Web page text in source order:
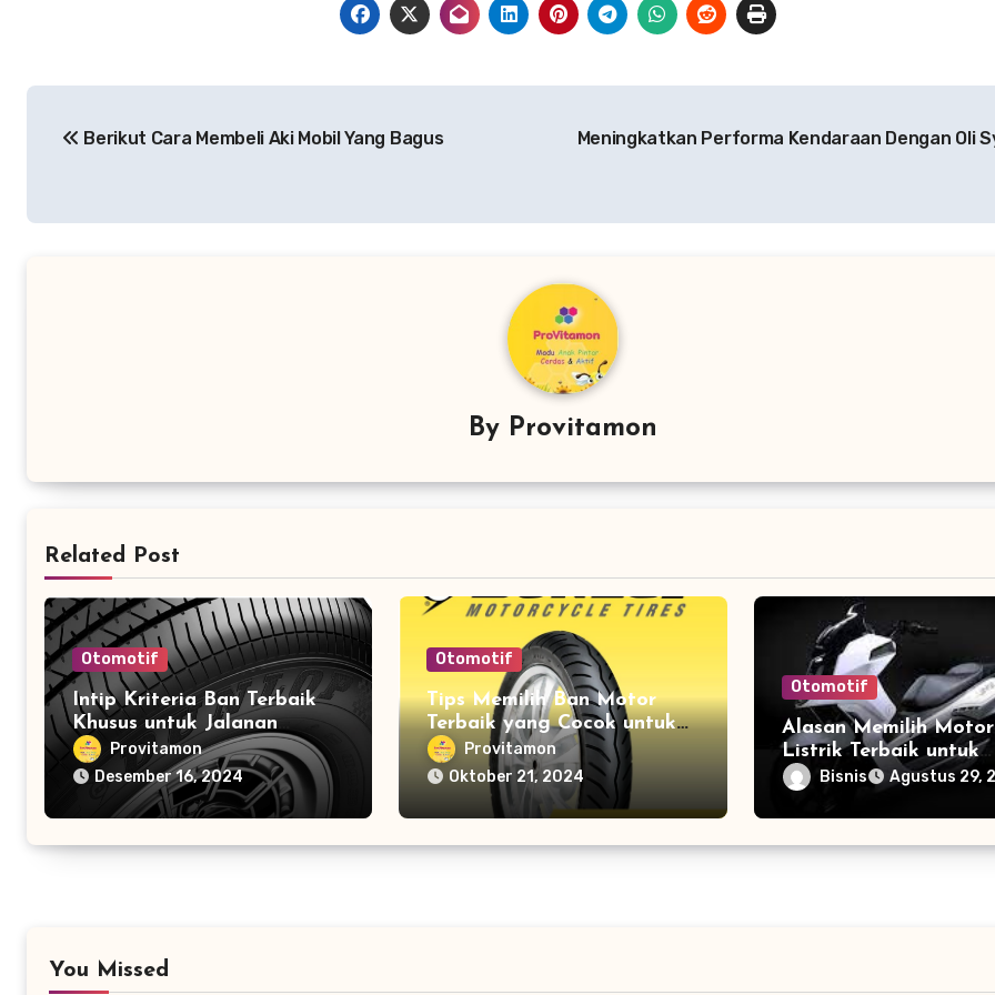
pos Berikut Cara Membeli Aki Mobil Yang Bagus Meningkatkan Performa Kendaraan Dengan Oli
By Provitamon
Related Post
Otomotif
Intip Kriteria Ban Terbaik
Khusus untuk Jalanan
Pedesaan
Provitamon
Desember 16, 2024
Otomotif
Tips Memilih Ban Motor
Terbaik yang Cocok untuk
Motor Anda
Provitamon
Oktober 21, 2024
Otomotif
Alasan Memilih Motor
Listrik Terbaik untuk
Kebutuhan Mobile
Bisnis Agustus 29,
You Missed